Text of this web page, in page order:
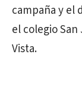
campaña y el
el colegio
Vista.